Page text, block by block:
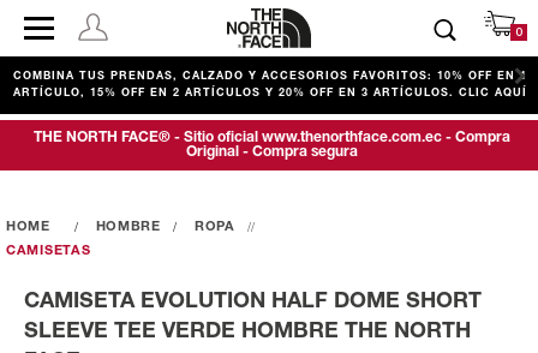
0
COMBINA TUS PRENDAS, CALZADO Y ACCESORIOS FAVORITOS: 10% OFF EN 1
ARTÍCULO, 15% OFF EN 2 ARTÍCULOS Y 20% OFF EN 3 ARTÍCULOS. CLIC AQUÍ
THE NORTH FACE® - Sitio oficial www.thenorthface.com.ec - Compra
Original - Compra segura
HOMBRE
ROPA
CAMISETAS
CAMISETA EVOLUTION HALF DOME SHORT
SLEEVE TEE VERDE HOMBRE THE NORTH